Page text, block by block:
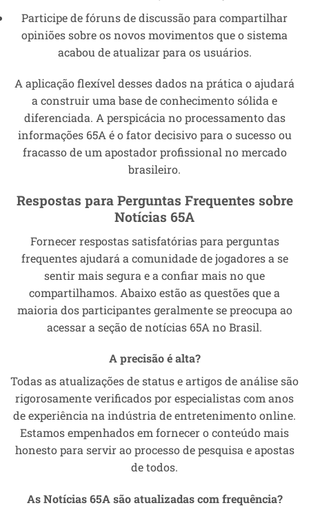
Participe de fóruns de discussão para compartilhar
opiniões sobre os novos movimentos que o sistema
acabou de atualizar para os usuários.
A aplicação flexível desses dados na prática o ajudará
a construir uma base de conhecimento sólida e
diferenciada. A perspicácia no processamento das
informações 65A é o fator decisivo para o sucesso ou
fracasso de um apostador profissional no mercado
brasileiro.
Respostas para Perguntas Frequentes sobre
Notícias 65A
Fornecer respostas satisfatórias para perguntas
frequentes ajudará a comunidade de jogadores a se
sentir mais segura e a confiar mais no que
compartilhamos. Abaixo estão as questões que a
maioria dos participantes geralmente se preocupa ao
acessar a seção de notícias 65A no Brasil.
A precisão é alta?
Todas as atualizações de status e artigos de análise são
rigorosamente verificados por especialistas com anos
de experiência na indústria de entretenimento online.
Estamos empenhados em fornecer o conteúdo mais
honesto para servir ao processo de pesquisa e apostas
de todos.
As Notícias 65A são atualizadas com frequência?